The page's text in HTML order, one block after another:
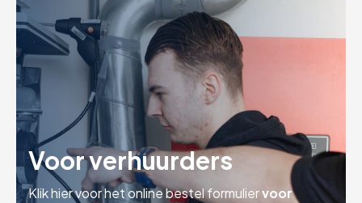
Voor verhuurders
Klik hier voor het online bestel formuliervoor